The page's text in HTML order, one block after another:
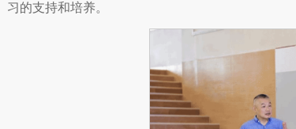
习的支持和培养。